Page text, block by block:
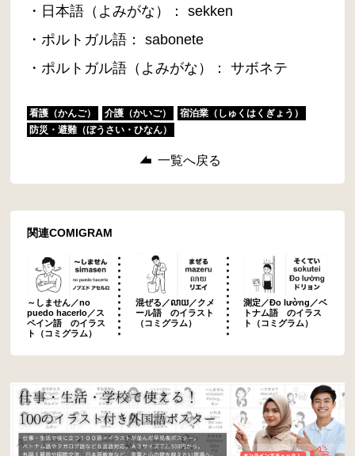
・日本語（よみがな）： sekken
・ポルトガル語： sabonete
・ポルトガル語（よみがな）： サボネテ
看護（かんご） 介護（かいご）
宿泊業（しゅくはくぎょう）
防災・避難（ぼうさい・ひなん）
一覧へ戻る
関連COMIGRAM
～しません／no
puedo hacerlo／ス
ペイン語 のイラス
ト（コミグラム）
混ぜる／លាយ／クメ
ール語 のイラスト
（コミグラム）
測定／Đo lường／ベ
トナム語 のイラス
ト（コミグラム）